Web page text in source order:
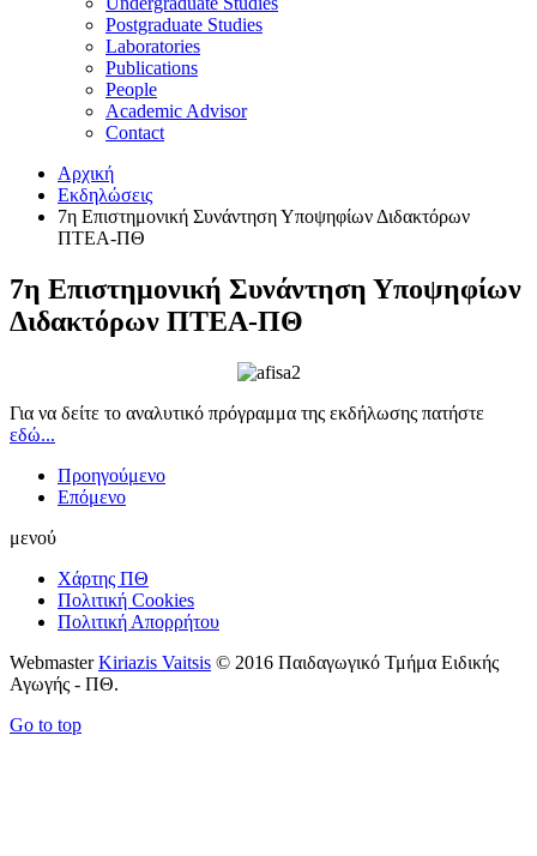
Postgraduate Studies
Laboratories
Publications
People
Academic Advisor
Contact
Αρχική
Εκδηλώσεις
7η Επιστημονική Συνάντηση Υποψηφίων Διδακτόρων
ΠΤΕΑ-ΠΘ
7η Επιστημονική Συνάντηση Υποψηφίων
Διδακτόρων ΠΤΕΑ-ΠΘ
Για να δείτε το αναλυτικό πρόγραμμα της εκδήλωσης πατήστε
εδώ...
Προηγούμενο
Επόμενο
μενού
Χάρτης ΠΘ
Πολιτική Cookies
Πολιτική Απορρήτου
WebmasterKiriazis Vaitsis © 2016 Παιδαγωγικό Τμήμα Ειδικής
Αγωγής - ΠΘ.
Go to top